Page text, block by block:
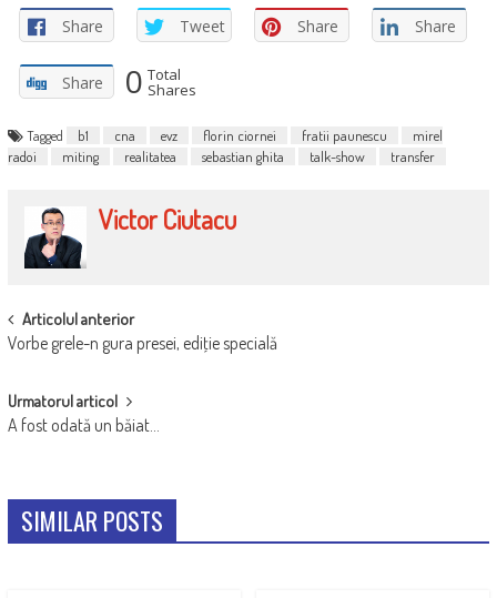
Share Tweet Share Share
Share 0 Total
Shares
Tagged b1 cna evz florin ciornei fratii paunescu
mirel
radoi
miting realitatea sebastian ghita talk-show transfer
Victor Ciutacu
POST
NAVIGATION
Articolul anterior
Vorbe grele-n gura presei, ediţie specială
Urmatorul articol
A fost odată un băiat…
SIMILAR POSTS